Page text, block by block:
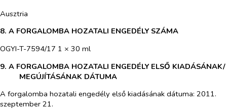
Ausztria
8. A FORGALOMBA HOZATALI ENGEDÉLY SZÁMA
OGYI-T-7594/17 1 × 30 ml
9. A FORGALOMBA HOZATALI ENGEDÉLY ELSŐ KIADÁSÁNAK/
MEGÚJÍTÁSÁNAK DÁTUMA
A forgalomba hozatali engedély első kiadásának dátuma: 2011.
szeptember 21.